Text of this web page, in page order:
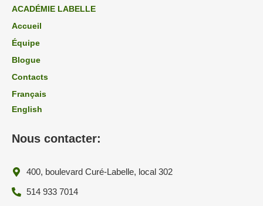
ACADÉMIE LABELLE
Accueil
Équipe
Blogue
Contacts
Français
English
Nous contacter:
400, boulevard Curé-Labelle, local 302
514 933 7014